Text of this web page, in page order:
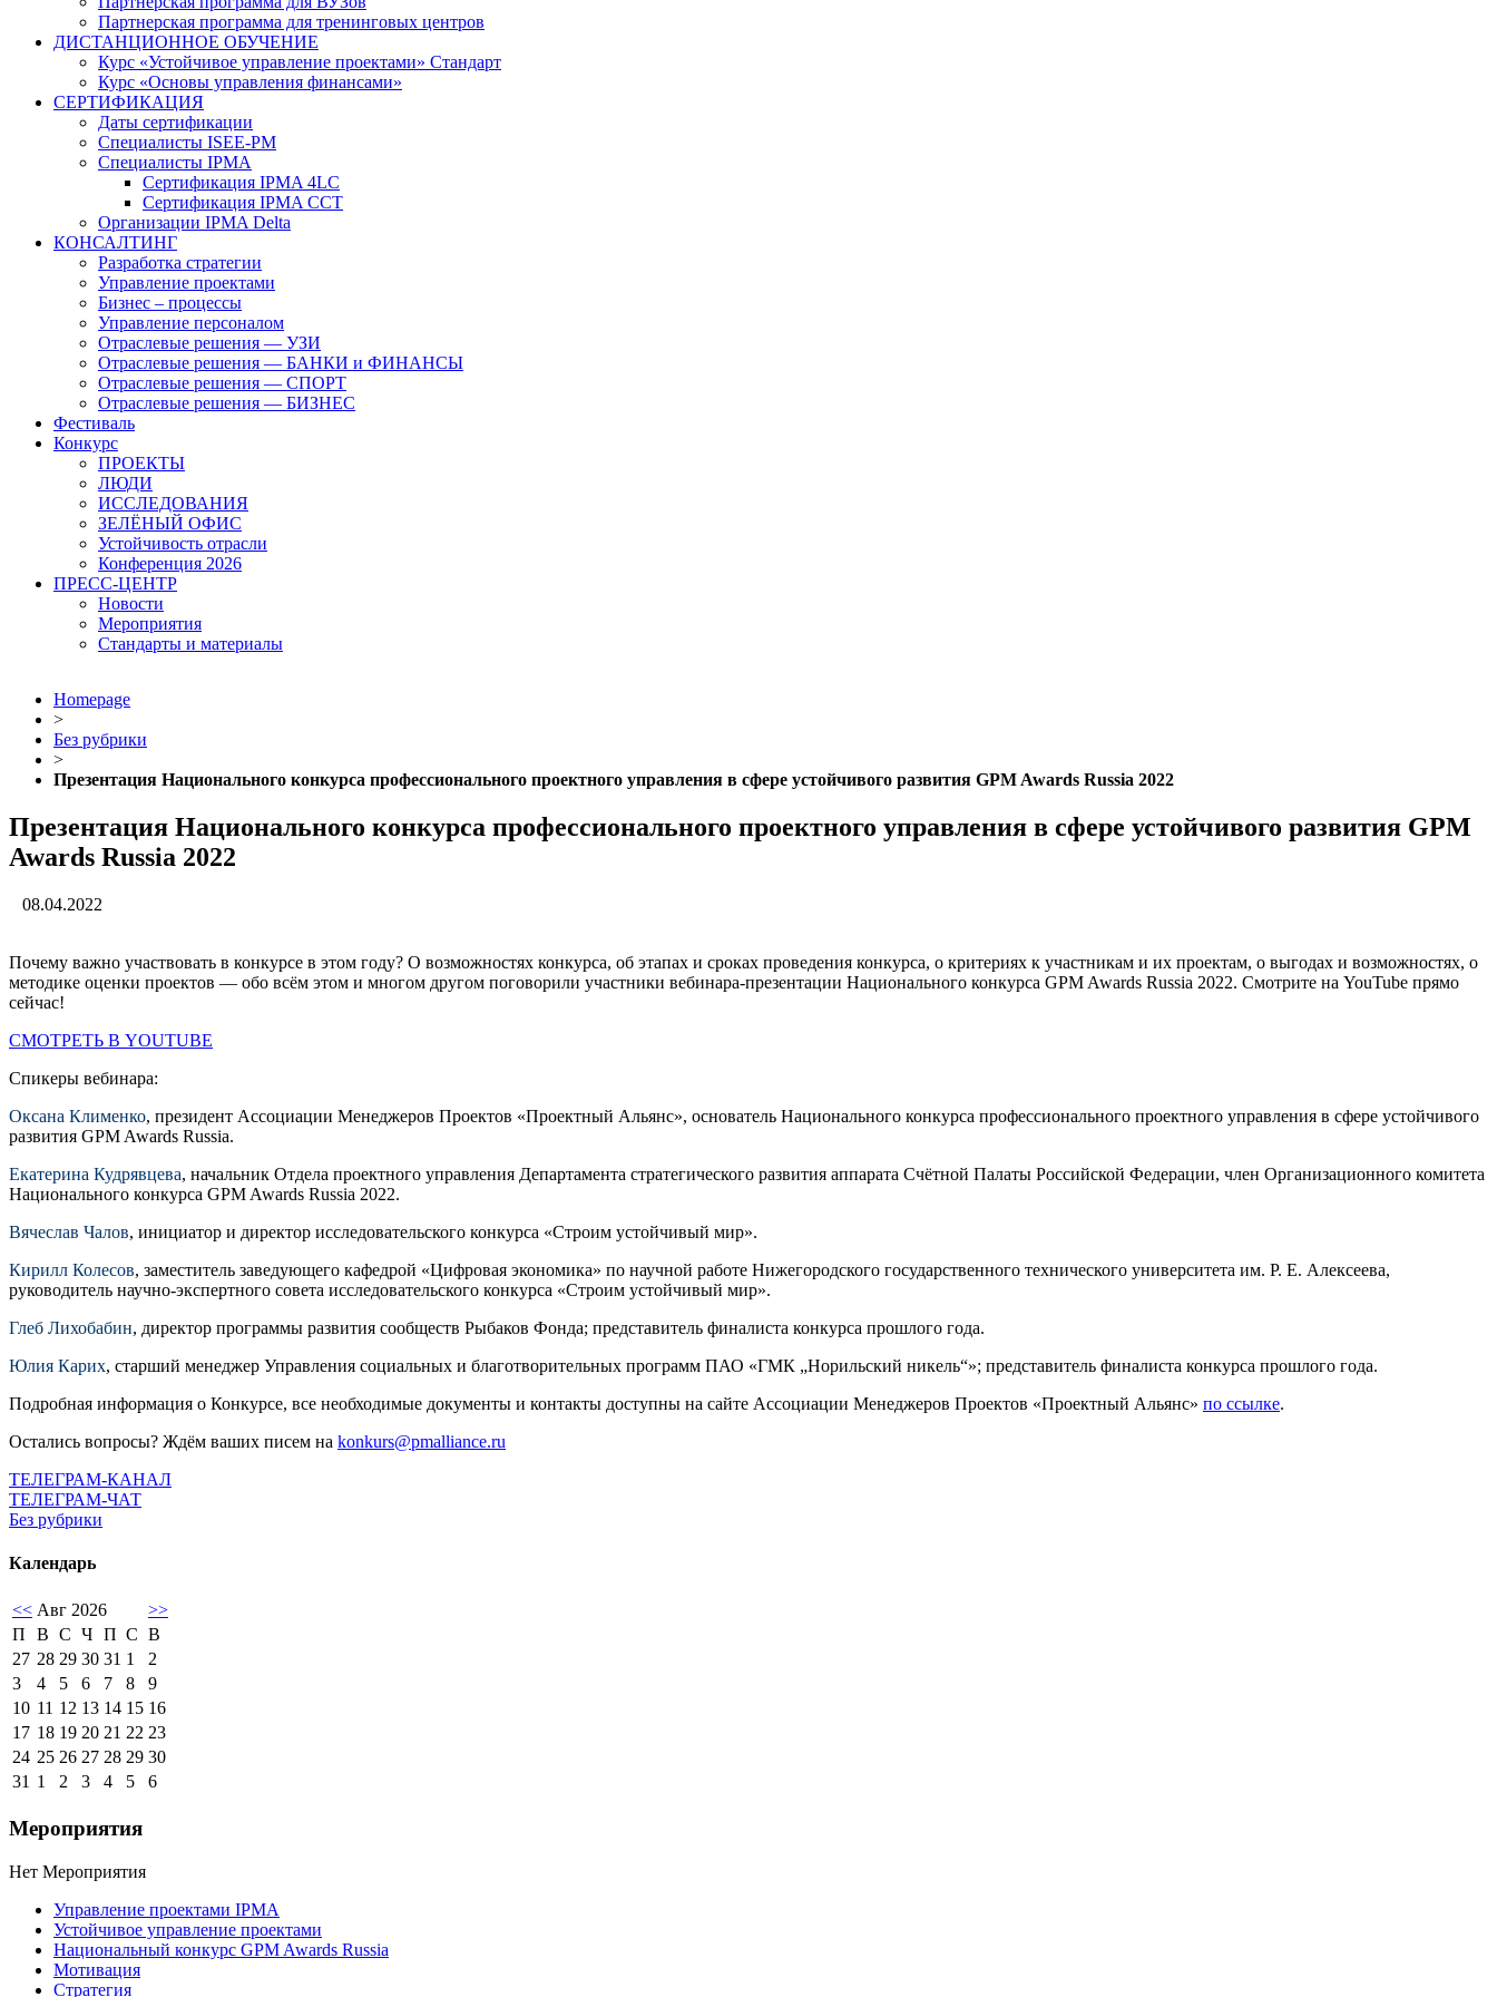
Партнерская программа для тренинговых центров
ДИСТАНЦИОННОЕ ОБУЧЕНИЕ
Курс «Устойчивое управление проектами» Стандарт
Курс «Основы управления финансами»
СЕРТИФИКАЦИЯ
Даты сертификации
Специалисты ISEE-PM
Специалисты IPMA
Сертификация IPMA 4LC
Сертификация IPMA CCT
Организации IPMA Delta
КОНСАЛТИНГ
Разработка стратегии
Управление проектами
Бизнес – процессы
Управление персоналом
Отраслевые решения — УЗИ
Отраслевые решения — БАНКИ и ФИНАНСЫ
Отраслевые решения — СПОРТ
Отраслевые решения — БИЗНЕС
Фестиваль
Конкурс
ПРОЕКТЫ
ЛЮДИ
ИССЛЕДОВАНИЯ
ЗЕЛЁНЫЙ ОФИС
Устойчивость отрасли
Конференция 2026
ПРЕСС-ЦЕНТР
Новости
Мероприятия
Стандарты и материалы
Homepage
>
Без рубрики
>
Презентация Национального конкурса профессионального проектного управления в сфере устойчивого развития GPM Awards Russia 2022
Презентация Национального конкурса профессионального проектного управления в сфере устойчивого развития GPM
Awards Russia 2022
08.04.2022
Почему важно участвовать в конкурсе в этом году? О возможностях конкурса, об этапах и сроках проведения конкурса, о критериях к участникам и их проектам, о выгодах и возможностях, о
методике оценки проектов — обо всём этом и многом другом поговорили участники вебинара-презентации Национального конкурса GPM Awards Russia 2022. Смотрите на YouTube прямо
сейчас!
СМОТРЕТЬ В YOUTUBE
Спикеры вебинара:
Оксана Клименко, президент Ассоциации Менеджеров Проектов «Проектный Альянс», основатель Национального конкурса профессионального проектного управления в сфере устойчивого
развития GPM Awards Russia.
Екатерина Кудрявцева, начальник Отдела проектного управления Департамента стратегического развития аппарата Счётной Палаты Российской Федерации, член Организационного комитета
Национального конкурса GPM Awards Russia 2022.
Вячеслав Чалов, инициатор и директор исследовательского конкурса «Строим устойчивый мир».
Кирилл Колесов, заместитель заведующего кафедрой «Цифровая экономика» по научной работе Нижегородского государственного технического университета им. Р. Е. Алексеева,
руководитель научно-экспертного совета исследовательского конкурса «Строим устойчивый мир».
Глеб Лихобабин, директор программы развития сообществ Рыбаков Фонда; представитель финалиста конкурса прошлого года.
Юлия Карих, старший менеджер Управления социальных и благотворительных программ ПАО «ГМК „Норильский никель“»; представитель финалиста конкурса прошлого года.
Подробная информация о Конкурсе, все необходимые документы и контакты доступны на cайте Ассоциации Менеджеров Проектов «Проектный Альянс» по ссылке.
Остались вопросы? Ждём ваших писем на konkurs@pmalliance.ru
ТЕЛЕГРАМ-КАНАЛ
ТЕЛЕГРАМ-ЧАТ
Без рубрики
Календарь
<< Авг 2026
>>
П
В С Ч П С В
27 28 29 30 31 1
2
3
4 5 6 7 8
9
10 11 12 13 14 15 16
17 18 19 20 21 22 23
24 25 26 27 28 29 30
31 1 2 3 4 5 6
Мероприятия
Нет Мероприятия
Управление проектами IPMA
Устойчивое управление проектами
Национальный конкурс GPM Awards Russia
Мотивация
Стратегия